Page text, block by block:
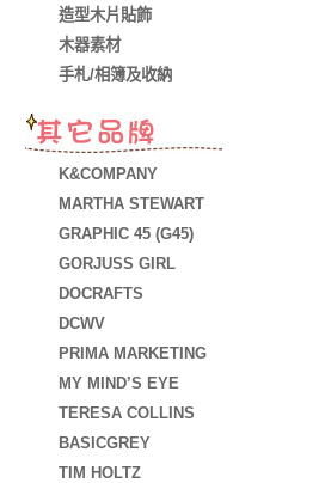
造型木片貼飾
木器素材
手札/相簿及收納
K&COMPANY
MARTHA STEWART
GRAPHIC 45 (G45)
GORJUSS GIRL
DOCRAFTS
DCWV
PRIMA MARKETING
MY MIND’S EYE
TERESA COLLINS
BASICGREY
TIM HOLTZ